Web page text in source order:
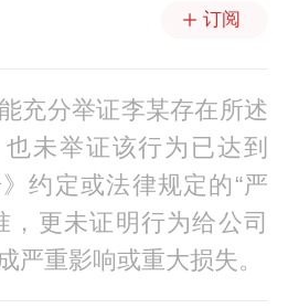
订阅
充分举证李某存在所述
未举证该行为已达到
》约定或法律规定的“严
，更未证明行为给公司
严重影响或重大损失。